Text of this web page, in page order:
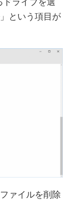
という項目が
ァイルを削除